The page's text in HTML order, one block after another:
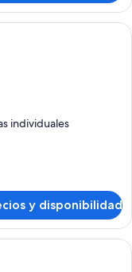
de hotel con dos camas,
individuales
y disponibilidad
de hotel con dos camas,